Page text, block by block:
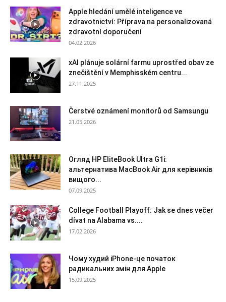
Apple hledání umělé inteligence ve
zdravotnictví: Příprava na personalizovaná
zdravotní doporučení
04.02.2026
xAI plánuje solární farmu uprostřed obav ze
znečištění v Memphisském centru...
27.11.2025
Čerstvé oznámení monitorů od Samsungu
21.05.2026
Огляд HP EliteBook Ultra G1i:
альтернатива MacBook Air для керівників
вищого...
07.09.2025
College Football Playoff: Jak se dnes večer
dívat na Alabama vs....
17.02.2026
Чому худий iPhone-це початок
радикальних змін для Apple
15.09.2025